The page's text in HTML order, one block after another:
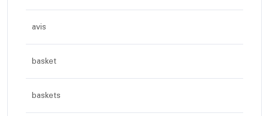
avis
basket
baskets